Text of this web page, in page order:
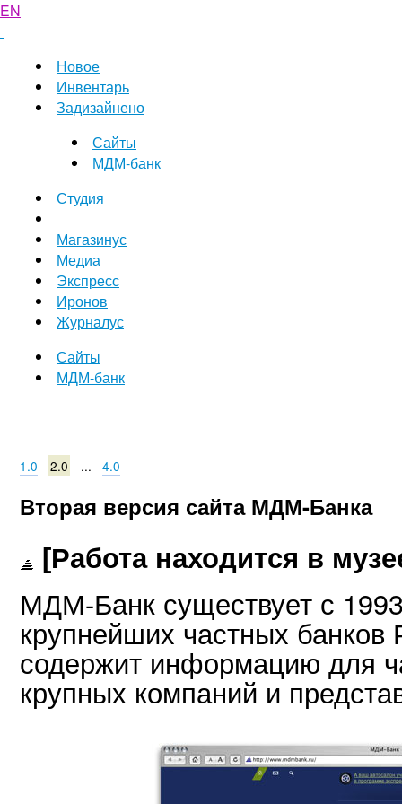
EN
Новое
Инвентарь
Задизайнено
Сайты
МДМ-банк
Студия
Магазинус
Медиа
Экспресс
Иронов
Журналус
Сайты
МДМ-банк
1.0 2.0 ...4.0
Вторая версия сайта МДМ-Банка
[Работа находится в
МДМ-Банк существует с
крупнейших частных банков
содержит информацию для
крупных компаний и